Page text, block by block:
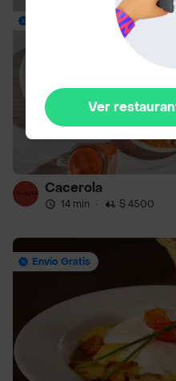
Cacerola
14 min · $ 4500
Envío Gratis
Ver